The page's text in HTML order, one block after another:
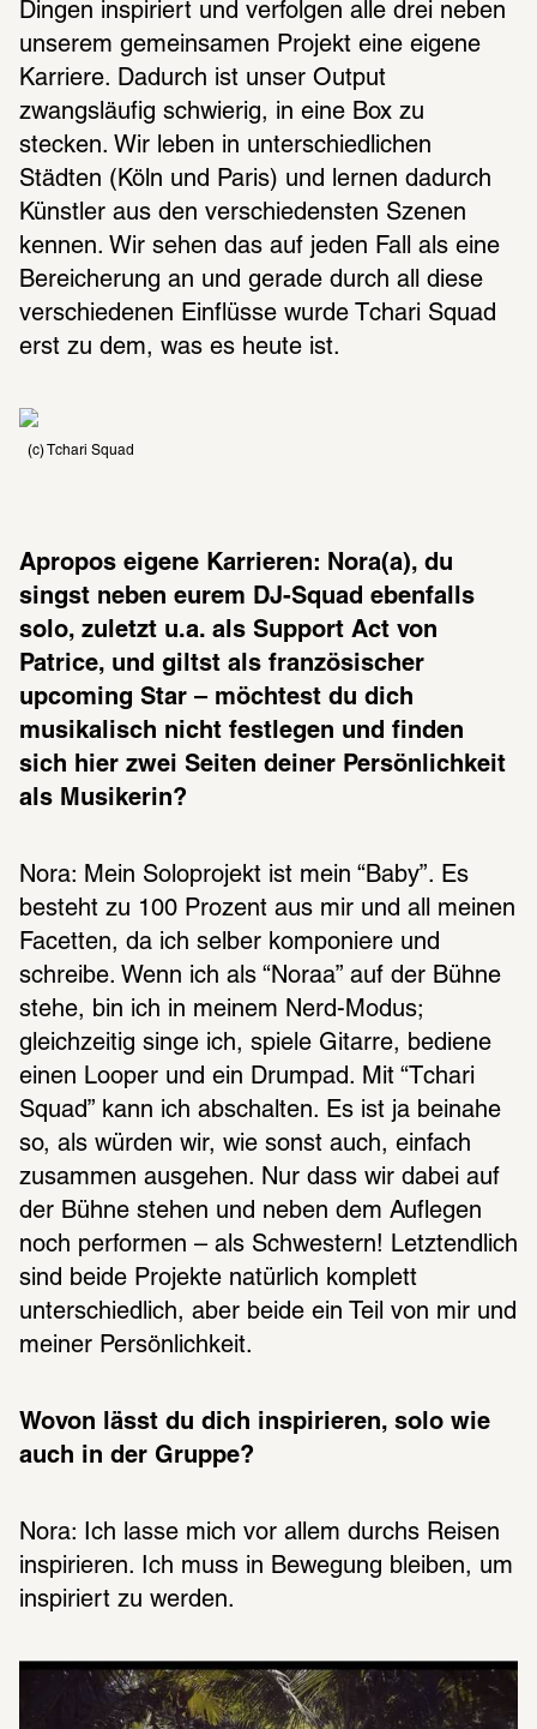
Dingen inspiriert und verfolgen alle drei neben
unserem gemeinsamen Projekt eine eigene
Karriere. Dadurch ist unser Output
zwangsläufig schwierig, in eine Box zu
stecken. Wir leben in unterschiedlichen
Städten (Köln und Paris) und lernen dadurch
Künstler aus den verschiedensten Szenen
kennen. Wir sehen das auf jeden Fall als eine
Bereicherung an und gerade durch all diese
verschiedenen Einflüsse wurde Tchari Squad
erst zu dem, was es heute ist.
(c) Tchari Squad
Apropos eigene Karrieren: Nora(a), du
singst neben eurem DJ-Squad ebenfalls
solo, zuletzt u.a. als Support Act von
Patrice, und giltst als französischer
upcoming Star – möchtest du dich
musikalisch nicht festlegen und finden
sich hier zwei Seiten deiner Persönlichkeit
als Musikerin?
Nora: Mein Soloprojekt ist mein “Baby”. Es
besteht zu 100 Prozent aus mir und all meinen
Facetten, da ich selber komponiere und
schreibe. Wenn ich als “Noraa” auf der Bühne
stehe, bin ich in meinem Nerd-Modus;
gleichzeitig singe ich, spiele Gitarre, bediene
einen Looper und ein Drumpad. Mit “Tchari
Squad” kann ich abschalten. Es ist ja beinahe
so, als würden wir, wie sonst auch, einfach
zusammen ausgehen. Nur dass wir dabei auf
der Bühne stehen und neben dem Auflegen
noch performen – als Schwestern! Letztendlich
sind beide Projekte natürlich komplett
unterschiedlich, aber beide ein Teil von mir und
meiner Persönlichkeit.
Wovon lässt du dich inspirieren, solo wie
auch in der Gruppe?
Nora: Ich lasse mich vor allem durchs Reisen
inspirieren. Ich muss in Bewegung bleiben, um
inspiriert zu werden.